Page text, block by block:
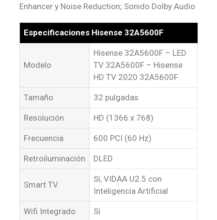
Enhancer y Noise Reduction; Sonido Dolby Audio
Especificaciones Hisense 32A5600F
Modelo
Hisense 32A5600F – LED
TV 32A5600F – Hisense
HD TV 2020 32A5600F
Tamaño 32 pulgadas
Resolución HD (1366 x 768)
Frecuencia 600 PCI (60 Hz)
Retroiluminación DLED
Smart TV
Sí, VIDAA U2.5 con
Inteligencia Artificial
Wifi Integrado Sí